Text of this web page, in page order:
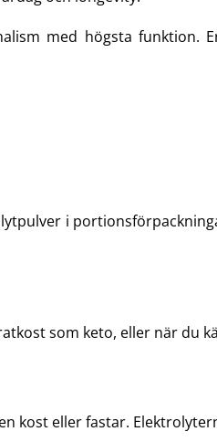
med högsta
i
som keto, eller när du
kost eller fastar.